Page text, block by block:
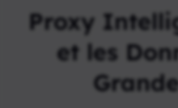
Proxy
et les